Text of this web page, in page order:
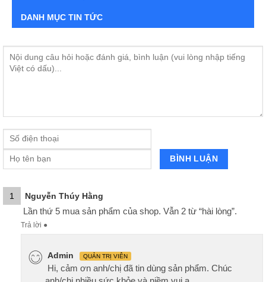
DANH MỤC TIN TỨC
1 Nguyễn Thúy Hằng
Lần thứ 5 mua sản phẩm của shop. Vẫn 2 từ “hài lòng”.
Trả lời ●
Admin QUẢN TRỊ VIÊN
Hi, cảm ơn anh/chị đã tin dùng sản phẩm. Chúc